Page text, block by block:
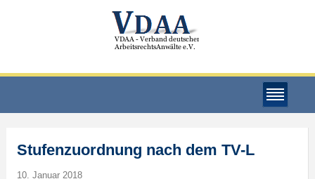
Stufenzuordnung nach dem TV-L
10. Januar 2018